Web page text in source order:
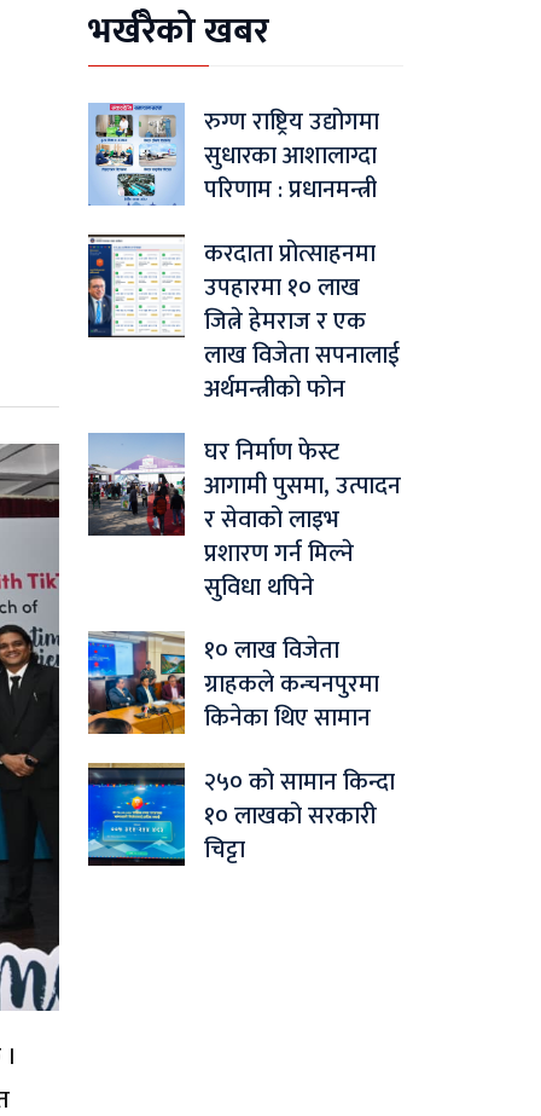
भर्खरैको खबर
रुग्ण राष्ट्रिय उद्योगमा
सुधारका आशालाग्दा
परिणाम : प्रधानमन्त्री
करदाता प्रोत्साहनमा
उपहारमा १० लाख
जित्ने हेमराज र एक
लाख विजेता सपनालाई
अर्थमन्त्रीको फोन
घर निर्माण फेस्ट
आगामी पुसमा, उत्पादन
र सेवाको लाइभ
प्रशारण गर्न मिल्ने
सुविधा थपिने
१० लाख विजेता
ग्राहकले कन्चनपुरमा
किनेका थिए सामान
२५० को सामान किन्दा
१० लाखको सरकारी
चिट्टा